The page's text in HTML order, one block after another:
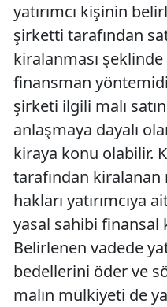
yatırımcı kişinin
şirketti tarafından
kiralanması
finansman
şirketi ilgili malı
anlaşmaya dayalı
kiraya konu olabilir.
tarafından kiralanan
hakları yatırımcıya
yasal sahibi finansal
Belirlenen vadede
bedellerini öder ve
malın mülkiyeti de